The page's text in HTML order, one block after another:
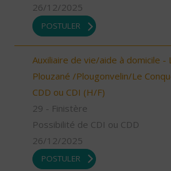
26/12/2025
POSTULER
Auxiliaire de vie/aide à domicile -
Plouzané /Plougonvelin/Le
CDD ou CDI (H/F)
29 - Finistère
Possibilité de CDI ou CDD
26/12/2025
POSTULER